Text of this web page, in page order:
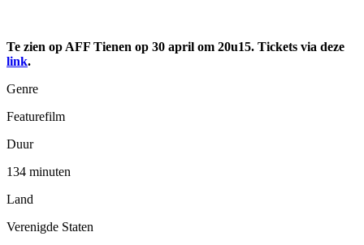
Te zien op AFF Tienen op 30 april om 20u15. Tickets via deze
link.
Genre
Featurefilm
Duur
134 minuten
Land
Verenigde Staten